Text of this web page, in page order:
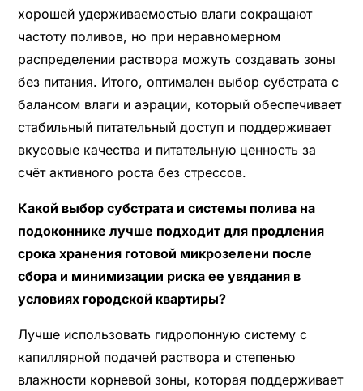
хорошей удерживаемостью влаги сокращают
частоту поливов, но при неравномерном
распределении раствора можуть создавать зоны
без питания. Итого, оптимален выбор субстрата с
балансом влаги и аэрации, который обеспечивает
стабильный питательный доступ и поддерживает
вкусовые качества и питательную ценность за
счёт активного роста без стрессов.
Какой выбор субстрата и системы полива на
подоконнике лучше подходит для продления
срока хранения готовой микрозелени после
сбора и минимизации риска ее увядания в
условиях городской квартиры?
Лучше использовать гидропонную систему с
капиллярной подачей раствора и степенью
влажности корневой зоны, которая поддерживает